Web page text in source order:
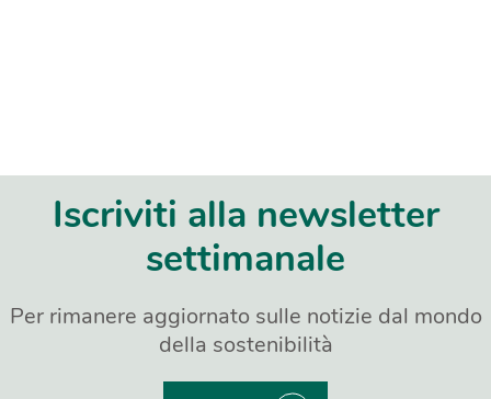
Iscriviti alla newsletter
settimanale
Per rimanere aggiornato sulle notizie dal mondo
della sostenibilità